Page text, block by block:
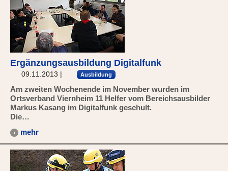
Ergänzungsausbildung Digitalfunk
09.11.2013 | Ausbildung
Am zweiten Wochenende im November wurden im
Ortsverband Viernheim 11 Helfer vom Bereichsausbilder
Markus Kasang im Digitalfunk geschult.
Die…
mehr